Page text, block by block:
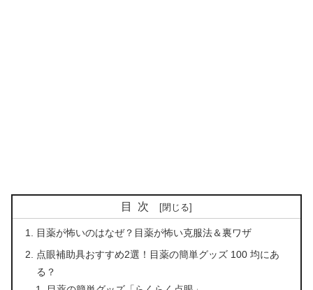
目次
目薬が怖いのはなぜ？目薬が怖い克服法＆裏ワザ
点眼補助具おすすめ2選！目薬の簡単グッズ 100 均にあ
る？